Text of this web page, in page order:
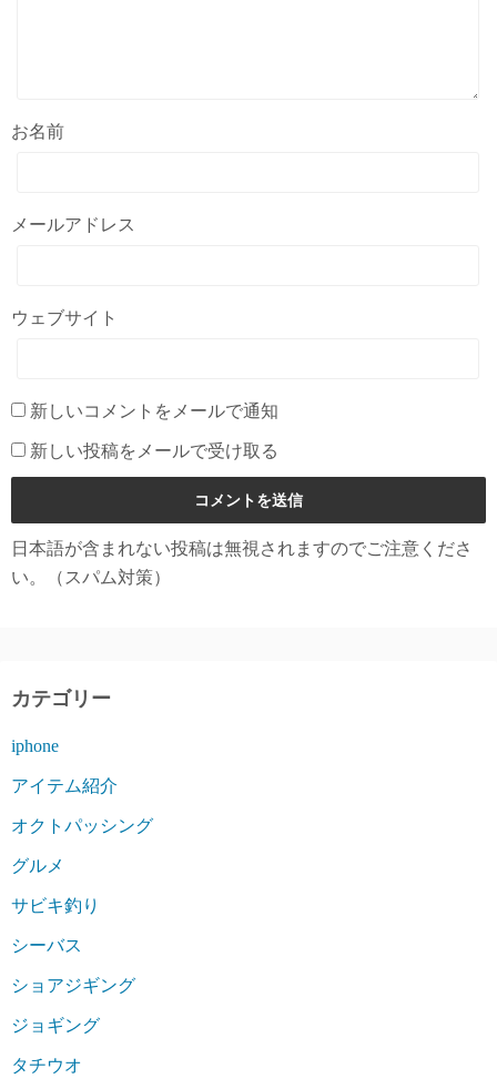
お名前
メールアドレス
ウェブサイト
新しいコメントをメールで通知
新しい投稿をメールで受け取る
日本語が含まれない投稿は無視されますのでご注意くださ
い。（スパム対策）
カテゴリー
iphone
アイテム紹介
オクトパッシング
グルメ
サビキ釣り
シーバス
ショアジギング
ジョギング
タチウオ